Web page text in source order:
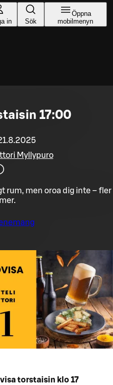
in Sök
Öppna
mobilmenyn
17:00
Myllypuro
rum, men oroa dig inte – fler
torstaisin klo 17